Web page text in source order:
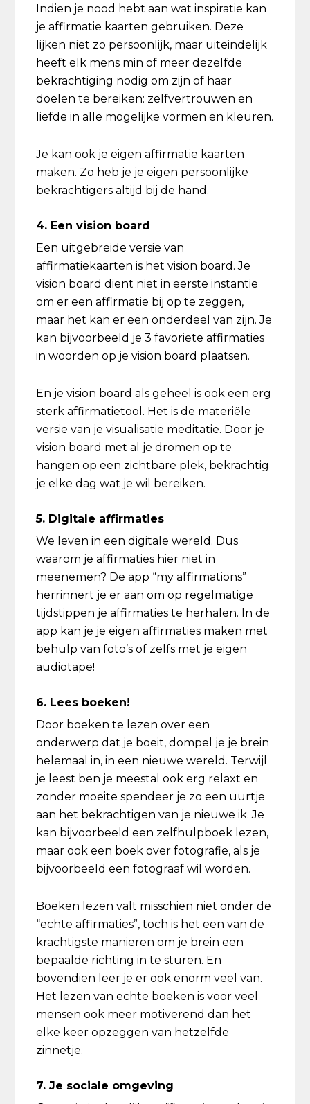
Indien je nood hebt aan wat inspiratie kan
je affirmatie kaarten gebruiken. Deze
lijken niet zo persoonlijk, maar uiteindelijk
heeft elk mens min of meer dezelfde
bekrachtiging nodig om zijn of haar
doelen te bereiken: zelfvertrouwen en
liefde in alle mogelijke vormen en kleuren.
Je kan ook je eigen affirmatie kaarten
maken. Zo heb je je eigen persoonlijke
bekrachtigers altijd bij de hand.
4. Een vision board
Een uitgebreide versie van
affirmatiekaarten is het vision board. Je
vision board dient niet in eerste instantie
om er een affirmatie bij op te zeggen,
maar het kan er een onderdeel van zijn. Je
kan bijvoorbeeld je 3 favoriete affirmaties
in woorden op je vision board plaatsen.
En je vision board als geheel is ook een erg
sterk affirmatietool. Het is de materiële
versie van je visualisatie meditatie. Door je
vision board met al je dromen op te
hangen op een zichtbare plek, bekrachtig
je elke dag wat je wil bereiken.
5. Digitale affirmaties
We leven in een digitale wereld. Dus
waarom je affirmaties hier niet in
meenemen? De app “my affirmations”
herrinnert je er aan om op regelmatige
tijdstippen je affirmaties te herhalen. In de
app kan je je eigen affirmaties maken met
behulp van foto’s of zelfs met je eigen
audiotape!
6. Lees boeken!
Door boeken te lezen over een
onderwerp dat je boeit, dompel je je brein
helemaal in, in een nieuwe wereld. Terwijl
je leest ben je meestal ook erg relaxt en
zonder moeite spendeer je zo een uurtje
aan het bekrachtigen van je nieuwe ik. Je
kan bijvoorbeeld een zelfhulpboek lezen,
maar ook een boek over fotografie, als je
bijvoorbeeld een fotograaf wil worden.
Boeken lezen valt misschien niet onder de
“echte affirmaties”, toch is het een van de
krachtigste manieren om je brein een
bepaalde richting in te sturen. En
bovendien leer je er ook enorm veel van.
Het lezen van echte boeken is voor veel
mensen ook meer motiverend dan het
elke keer opzeggen van hetzelfde
zinnetje.
7. Je sociale omgeving